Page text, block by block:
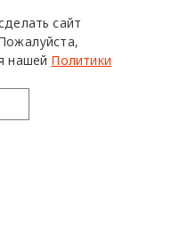
из
а профиль имеет
от
Chapters in
предполагает
сайт
нашей Политики